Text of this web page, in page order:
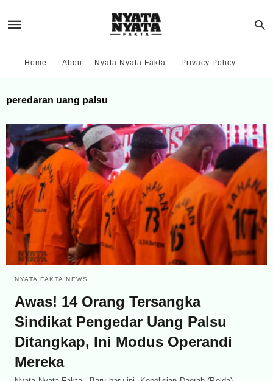
Home About – Nyata Nyata Fakta Privacy Policy
peredaran uang palsu
NYATA FAKTA NEWS
Awas! 14 Orang Tersangka
Sindikat Pengedar Uang Palsu
Ditangkap, Ini Modus Operandi
Mereka